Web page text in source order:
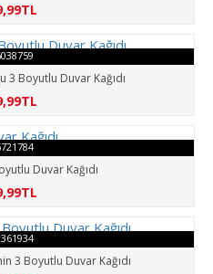
3 Boyutlu Duvar Kağıdı
Duvar Kağıdı
3 Boyutlu Duvar Kağıdı